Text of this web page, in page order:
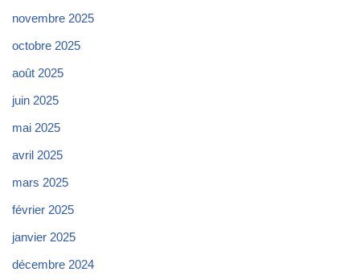
novembre 2025
octobre 2025
août 2025
juin 2025
mai 2025
avril 2025
mars 2025
février 2025
janvier 2025
décembre 2024